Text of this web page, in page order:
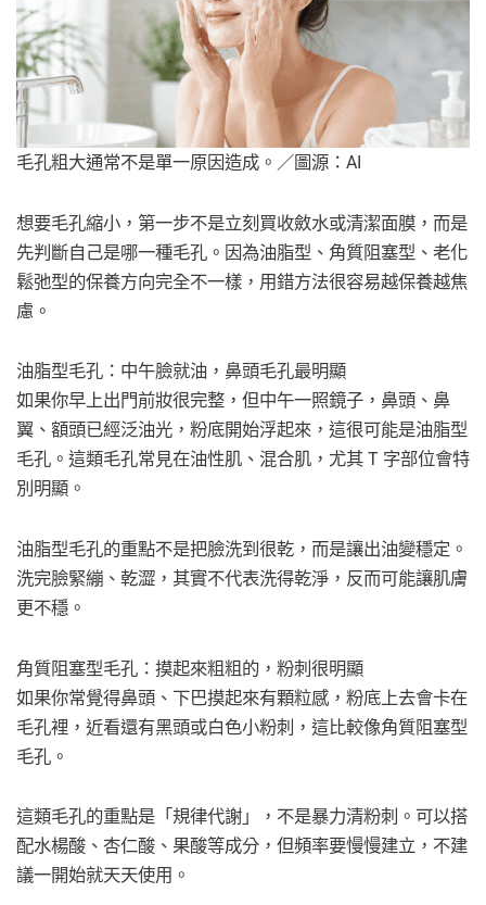
毛孔粗大通常不是單一原因造成。／圖源：AI
想要毛孔縮小，第一步不是立刻買收斂水或清潔面膜，而是
先判斷自己是哪一種毛孔。因為油脂型、角質阻塞型、老化
鬆弛型的保養方向完全不一樣，用錯方法很容易越保養越焦
慮。
油脂型毛孔：中午臉就油，鼻頭毛孔最明顯
如果你早上出門前妝很完整，但中午一照鏡子，鼻頭、鼻
翼、額頭已經泛油光，粉底開始浮起來，這很可能是油脂型
毛孔。這類毛孔常見在油性肌、混合肌，尤其 T 字部位會特
別明顯。
油脂型毛孔的重點不是把臉洗到很乾，而是讓出油變穩定。
洗完臉緊繃、乾澀，其實不代表洗得乾淨，反而可能讓肌膚
更不穩。
角質阻塞型毛孔：摸起來粗粗的，粉刺很明顯
如果你常覺得鼻頭、下巴摸起來有顆粒感，粉底上去會卡在
毛孔裡，近看還有黑頭或白色小粉刺，這比較像角質阻塞型
毛孔。
這類毛孔的重點是「規律代謝」，不是暴力清粉刺。可以搭
配水楊酸、杏仁酸、果酸等成分，但頻率要慢慢建立，不建
議一開始就天天使用。